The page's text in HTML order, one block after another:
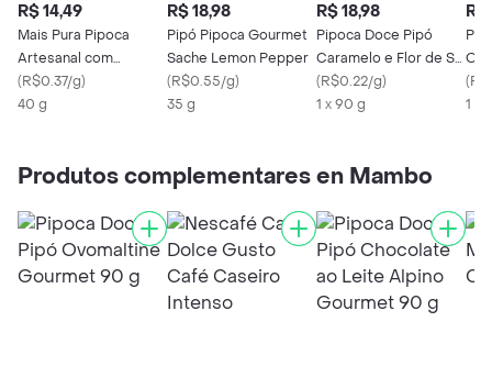
R$ 14,49
Mais Pura Pipoca
Artesanal com
Manteiga de Cinema
sem Glúten 40g
(R$0.37/g)
40 g
R$ 18,98
Pipó Pipoca Gourmet
Sache Lemon Pepper
(R$0.55/g)
35 g
R$ 18,98
Pipoca Doce Pipó
Caramelo e Flor de Sal
Gourmet 90 g
(R$0.22/g)
1 x 90 g
R$
90
(
1 x
Produtos complementares en Mambo